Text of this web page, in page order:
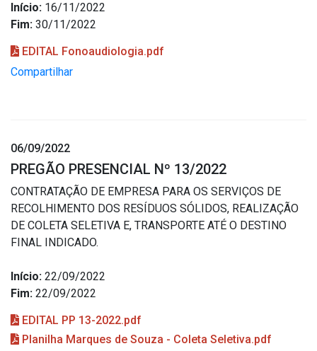
Início: 16/11/2022
Fim: 30/11/2022
EDITAL Fonoaudiologia.pdf
Compartilhar
06/09/2022
PREGÃO PRESENCIAL Nº 13/2022
CONTRATAÇÃO DE EMPRESA PARA OS SERVIÇOS DE
RECOLHIMENTO DOS RESÍDUOS SÓLIDOS, REALIZAÇÃO
DE COLETA SELETIVA E, TRANSPORTE ATÉ O DESTINO
FINAL INDICADO.
Início: 22/09/2022
Fim: 22/09/2022
EDITAL PP 13-2022.pdf
Planilha Marques de Souza - Coleta Seletiva.pdf